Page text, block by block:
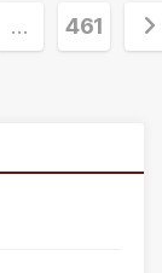
… 461